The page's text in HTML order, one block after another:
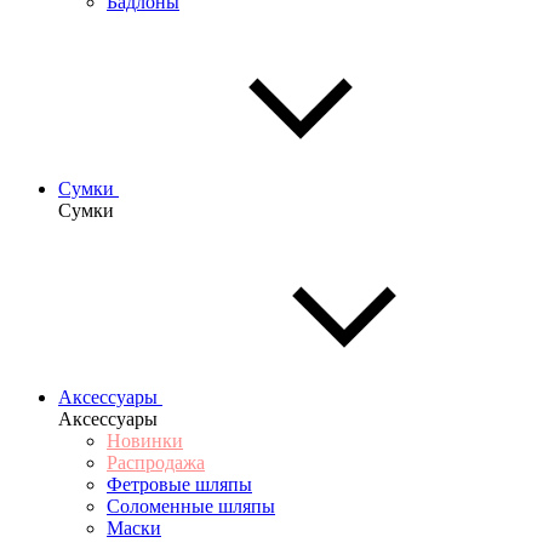
Сумки
Сумки
Аксессуары
Аксессуары
Новинки
Распродажа
Фетровые шляпы
Соломенные шляпы
Маски